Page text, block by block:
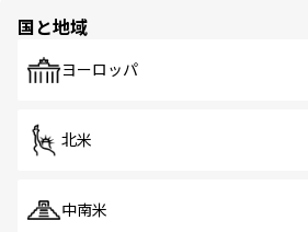
で、ホーカーズは地元の風情を
国と地域
ヨーロッパ
北米
中南米